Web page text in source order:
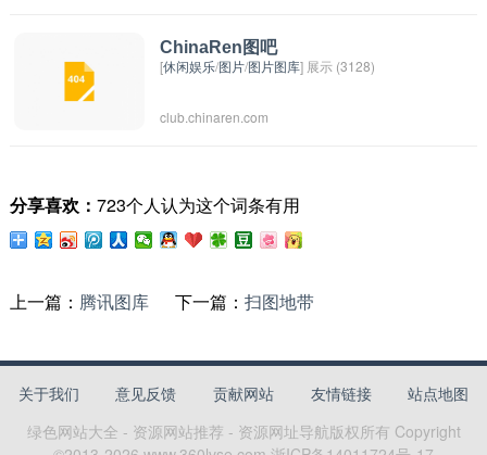
用在亚洲地区非常流行，广受年轻用户喜爱。
ChinaRen图吧
[休闲娱乐/图片/图片图库] 展示 (3128)
club.chinaren.com
分享喜欢： 723个人认为这个词条有用
上一篇： 腾讯图库 下一篇： 扫图地带
关于我们 意见反馈 贡献网站 友情链接
站点地图
绿色网站大全 - 资源网站推荐 - 资源网址导航版权所有 Copyright